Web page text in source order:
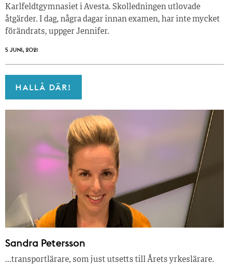
Karlfeldtgymnasiet i Avesta. Skolledningen utlovade
åtgärder. I dag, några dagar innan examen, har inte mycket
förändrats, uppger Jennifer.
5 JUNI, 2021
HALLÅ DÄR!
Sandra Petersson
…transportlärare, som just utsetts till Årets yrkeslärare.